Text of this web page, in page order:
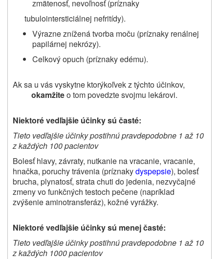
zmätenosť, nevoľnosť (príznaky
tubulointersticiálnej nefritídy).
Výrazne znížená tvorba moču (príznaky renálnej
papilárnej nekrózy).
Celkový opuch (príznaky edému).
Ak sa u vás vyskytne ktorýkoľvek z týchto účinkov,
okamžiteo tom povedzte svojmu lekárovi.
Niektoré vedľajšie účinky sú časté:
Tieto vedľajšie účinky postihnú pravdepodobne 1 až 10
z každých 100 pacientov
Bolesť hlavy, závraty, nutkanie na vracanie, vracanie,
hnačka, poruchy trávenia (príznakydyspepsie), bolesť
brucha, plynatosť, strata chuti do jedenia, nezvyčajné
zmeny vo funkčných testoch pečene (napríklad
zvýšenie aminotransferáz), kožné vyrážky.
Niektoré vedľajšie účinky sú menej časté:
Tieto vedľajšie účinky postihnú pravdepodobne 1 až 10
z každých 1000 pacientov